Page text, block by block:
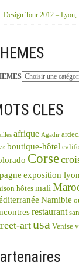
Design Tour 2012 –
CLES
afrique Agadir
boutique-hôtel
Corse
exposition lyon
hôtes mali
Namibie
restaurant
artusa Venise